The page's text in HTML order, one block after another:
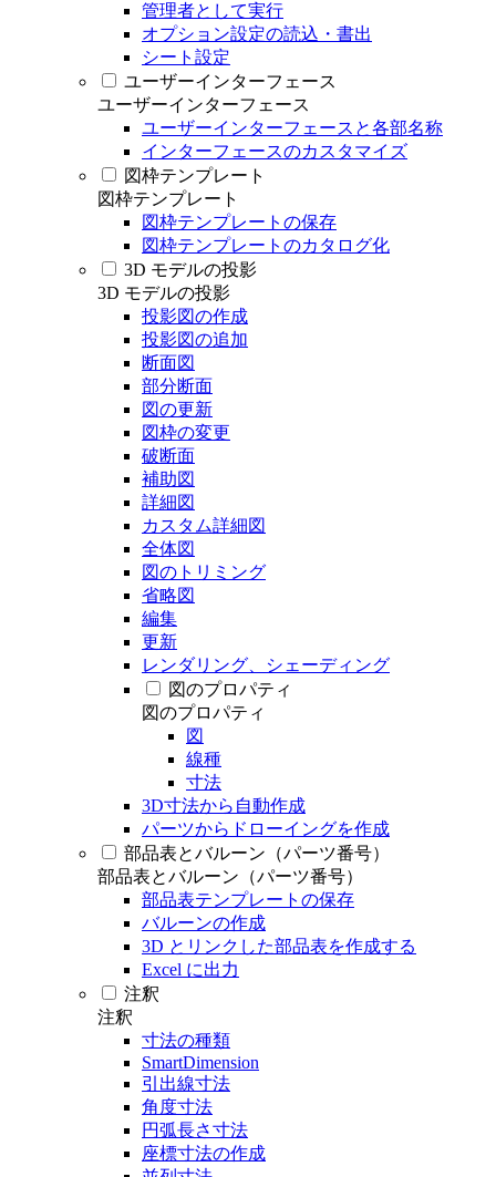
管理者として実行
オプション設定の読込・書出
シート設定
ユーザーインターフェース
ユーザーインターフェース
ユーザーインターフェースと各部名称
インターフェースのカスタマイズ
図枠テンプレート
図枠テンプレート
図枠テンプレートの保存
図枠テンプレートのカタログ化
3D モデルの投影
3D モデルの投影
投影図の作成
投影図の追加
断面図
部分断面
図の更新
図枠の変更
破断面
補助図
詳細図
カスタム詳細図
全体図
図のトリミング
省略図
編集
更新
レンダリング、シェーディング
図のプロパティ
図のプロパティ
図
線種
寸法
3D寸法から自動作成
パーツからドローイングを作成
部品表とバルーン（パーツ番号）
部品表とバルーン（パーツ番号）
部品表テンプレートの保存
バルーンの作成
3D とリンクした部品表を作成する
Excel に出力
注釈
注釈
寸法の種類
SmartDimension
引出線寸法
角度寸法
円弧長さ寸法
座標寸法の作成